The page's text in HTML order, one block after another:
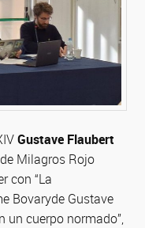
Gustave Flaubert
Milagros Rojo
con “La
Bovaryde Gustave
un cuerpo normado”,